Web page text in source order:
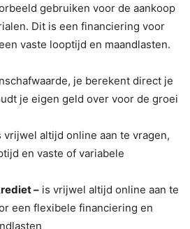
gebruiken voor de aankoop
Dit is een financiering voor
vaste looptijd en maandlasten.
je berekent direct je
je eigen geld over voor de groei
vrijwel altijd online aan te vragen,
en vaste of variabele
– is vrijwel altijd online aan te
een flexibele financiering en